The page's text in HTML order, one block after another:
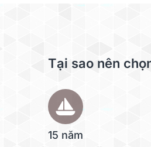
Tại sao nên
15 năm